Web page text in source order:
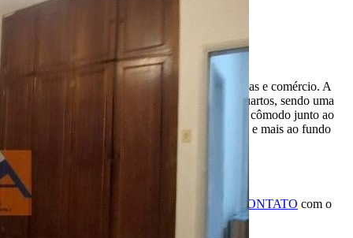
Vendo casa em local previlegiado, perto de clínicas e comércio. A
casa possui cômodos amplos composta por 03 quartos, sendo uma
suíte, copa, cozinha e sala. No quintal possui um cômodo junto ao
corpo da casa que pode ser usado como dispensa e mais ao fundo
ENTRE EM CONTATO com o